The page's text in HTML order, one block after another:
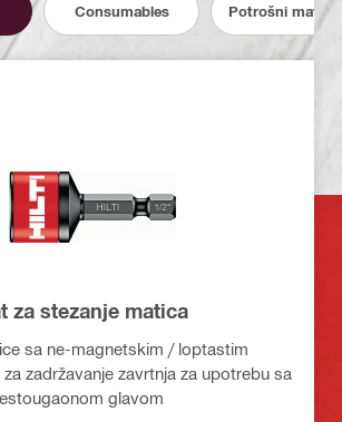
Consumables Potrošni
za stezanje matica
sa ne-magnetskim / loptastim
zadržavanje zavrtnja za upotrebu sa
glavom